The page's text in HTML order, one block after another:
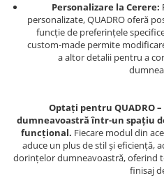
Personalizare la Cerere:
personalizate, QUADRO oferă
funcție de preferințele
custom-made permite
a altor detalii pentru a
Optați pentru QUADRO
dumneavoastră într-un spațiu
funcțional. Fiecare modul din
aduce un plus de stil și eficiență,
dorințelor dumneavoastră, oferind
finisaj